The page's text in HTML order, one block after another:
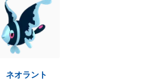
ネオラント